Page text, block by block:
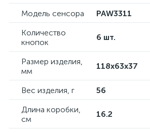
Модель сенсора
PAW3311
Количество
кнопок
6 шт.
Размер изделия,
мм
118x63x37
Вес изделия, г
56
Длина коробки,
см
16.2